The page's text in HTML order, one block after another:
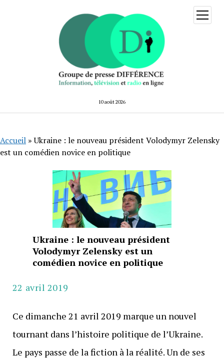
10 août 2026
ouvrir
menu
Accueil »Ukraine : le nouveau président Volodymyr Zelensky
est un comédien novice en politique
Ukraine : le nouveau président
Volodymyr Zelensky est un
comédien novice en politique
22 avril 2019
Ce dimanche 21 avril 2019 marque un nouvel
tournant dans l’histoire politique de l’Ukraine.
Le pays passe de la fiction à la réalité. Un de ses